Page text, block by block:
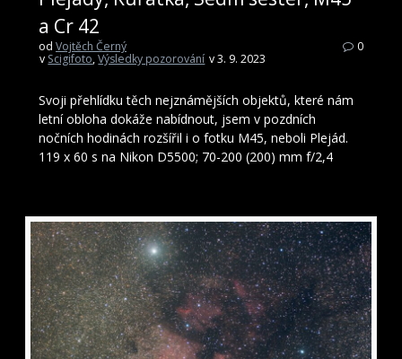
a Cr 42
od Vojtěch Černý
v Scigifoto,Výsledky pozorování v 3. 9. 2023
0
Svoji přehlídku těch nejznámějších objektů, které nám
letní obloha dokáže nabídnout, jsem v pozdních
nočních hodinách rozšířil i o fotku M45, neboli Plejád.
119 x 60 s na Nikon D5500; 70-200 (200) mm f/2,4